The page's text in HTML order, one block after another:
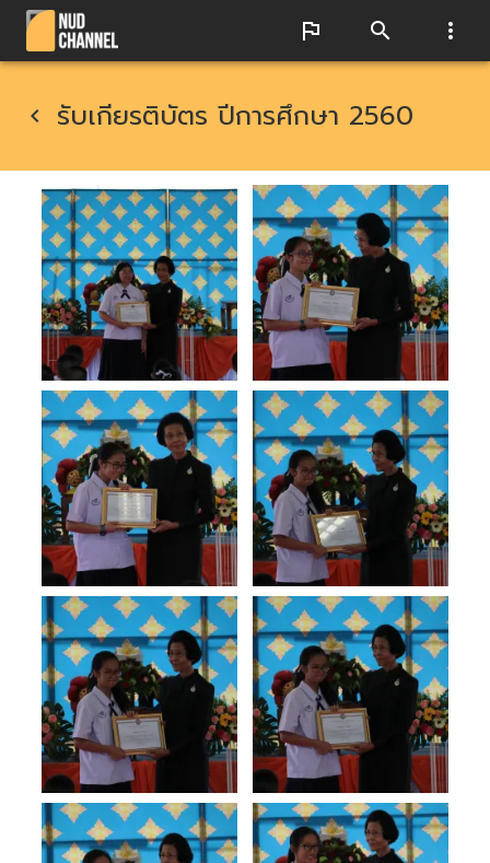
รับเกียรติบัตร ปีการศึกษา 2560